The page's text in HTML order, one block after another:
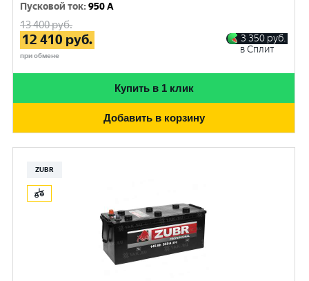
Пусковой ток:950 A
13 400руб.
12 410 руб.
при обмене
3 350 руб.
в Сплит
Купить в 1 клик
Добавить в корзину
ZUBR